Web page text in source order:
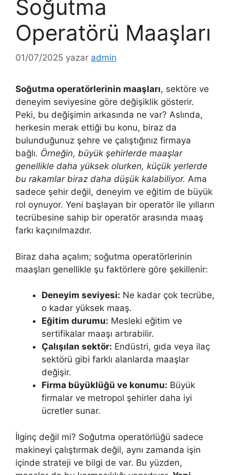
Soğutma
Operatörü Maaşları
01/07/2025 yazar admin
Soğutma operatörlerinin maaşları, sektöre ve
deneyim seviyesine göre değişiklik gösterir.
Peki, bu değişimin arkasında ne var? Aslında,
herkesin merak ettiği bu konu, biraz da
bulunduğunuz şehre ve çalıştığınız firmaya
bağlı. Örneğin, büyük şehirlerde maaşlar
genellikle daha yüksek olurken, küçük yerlerde
bu rakamlar biraz daha düşük kalabiliyor. Ama
sadece şehir değil, deneyim ve eğitim de büyük
rol oynuyor. Yeni başlayan bir operatör ile yılların
tecrübesine sahip bir operatör arasında maaş
farkı kaçınılmazdır.
Biraz daha açalım; soğutma operatörlerinin
maaşları genellikle şu faktörlere göre şekillenir:
Deneyim seviyesi: Ne kadar çok tecrübe,
o kadar yüksek maaş.
Eğitim durumu: Mesleki eğitim ve
sertifikalar maaşı artırabilir.
Çalışılan sektör: Endüstri, gıda veya ilaç
sektörü gibi farklı alanlarda maaşlar
değişir.
Firma büyüklüğü ve konumu: Büyük
firmalar ve metropol şehirler daha iyi
ücretler sunar.
İlginç değil mi? Soğutma operatörlüğü sadece
makineyi çalıştırmak değil, aynı zamanda işin
içinde strateji ve bilgi de var. Bu yüzden,